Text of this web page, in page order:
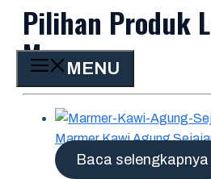
MENU
Pilihan Produk
Marmer
Marmer Kawi Agung
Baca selengkapnya